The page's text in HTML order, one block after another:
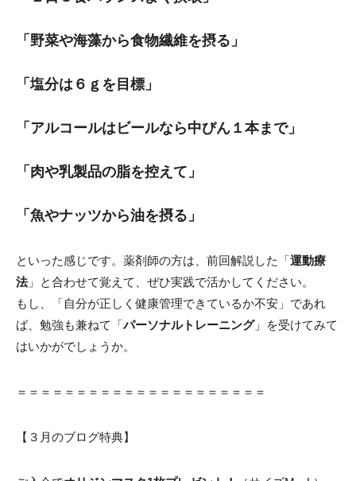
「野菜や海藻から食物繊維を摂る」
「塩分は６ｇを目標」
「アルコールはビールなら中びん１本まで」
「肉や乳製品の脂を控えて」
「魚やナッツから油を摂る」
といった感じです。薬剤師の方は、前回解説した「運動療
法」と合わせて覚えて、ぜひ実践で活かしてください。
もし、「自分が正しく健康管理できているか不安」であれ
ば、勉強も兼ねて「パーソナルトレーニング」を受けてみて
はいかがでしょうか。
＝＝＝＝＝＝＝＝＝＝＝＝＝＝＝＝＝＝＝＝＝
【３月のブログ特典】